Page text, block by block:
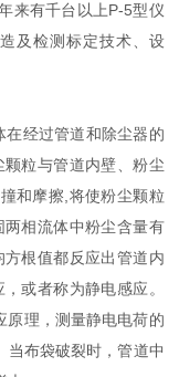
来有千台以上P-5型仪
及检测标定技术、设
经过管道和除尘器的
粒与管道内壁、粉尘
和摩擦,将使粉尘颗粒
相流体中粉尘含量有
根值都反应出管道内
或者称为静电感应。
原理，测量静电电荷的
当布袋破裂时，管道中